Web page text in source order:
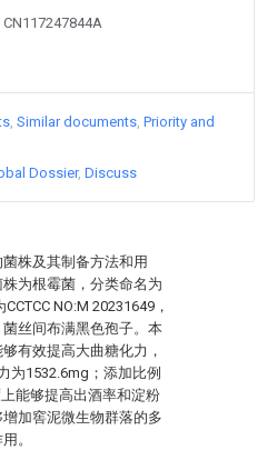
株及其制备方法和用
为根霉菌，分类命名为
NO:M 20231649，
丝间布满黑色孢子。本
有效提高大曲糖化力，
为1532.6mg；添加比例
能够提高出酒率和淀粉
加窖泥微生物群落的多
。
Similar documents Priority and
Dossier Discuss